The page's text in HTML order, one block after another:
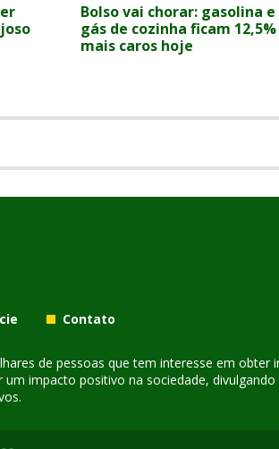
Bolso vai chorar: gasolina e
gás de cozinha ficam 12,5%
mais caros hoje
Contato
de pessoas que tem interesse em
impacto positivo na sociedade,